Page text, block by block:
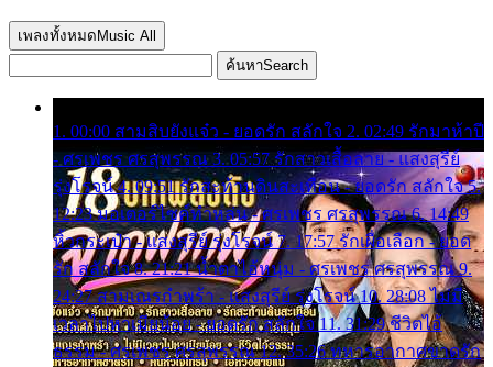
เพลงทั้งหมด Music All
ค้นหาSearch
1. 00:00 สามสิบยังแจ๋ว - ยอดรัก สลักใจ 2. 02:49 รักมาห้าปี
- ศรเพชร ศรสุพรรณ 3. 05:57 รักสาวเสื้อลาย - แสงสุรีย์
รุ่งโรจน์ 4. 09:51 รักสะท้านดินสะเทือน - ยอดรัก สลักใจ 5.
12:23 มอเตอร์ไซค์ทำหล่น - ศรเพชร ศรสุพรรณ 6. 14:49
หิ้วกระเป๋า - แสงสุรีย์ รุ่งโรจน์ 7. 17:57 รักเผื่อเลือก - ยอด
รัก สลักใจ 8. 21:21 น้ำตาไอ้หนุ่ม - ศรเพชร ศรสุพรรณ 9.
24:27 สามเณรกำพร้า - แสงสุรีย์ รุ่งโรจน์ 10. 28:08 ไม่มี
เวลาไปหาเมียน้อย - ยอดรัก สลักใจ 11. 31:29 ชีวิตไอ้
ธรรม - ศรเพชร ศรสุพรรณ 12. 35:26 ทหารอากาศขาดรัก